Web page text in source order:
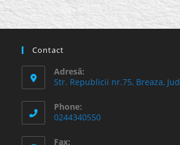
Contact
Adresă:
Str. Republicii nr.75, Breaza,
Phone:
0244340550
Fax: